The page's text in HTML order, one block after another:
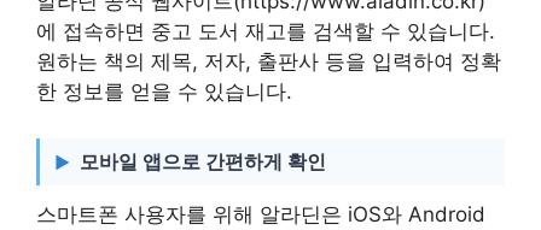
에 접속하면 중고 도서 재고를 검색할 수 있습니다.
원하는 책의 제목, 저자, 출판사 등을 입력하여 정확
한 정보를 얻을 수 있습니다.
모바일 앱으로 간편하게 확인
스마트폰 사용자를 위해 알라딘은 iOS와 Android